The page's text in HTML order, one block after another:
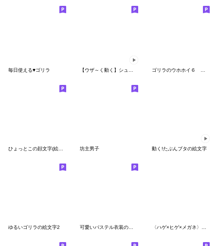
毎日使える♥ゴリラ
坊主男子 動く!たぶんブタの絵文字
ゆるいゴリラの絵文字2 可愛いパステル衣装のゴリラ 〈ハゲ×ヒゲ×メガネ〉絵文字【その１】